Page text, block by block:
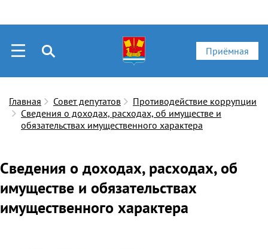
Приёмная
Главная Совет депутатов
Противодействие коррупции
Сведения о доходах, расходах, об имуществе и
обязательствах имущественного характера
Сведения о доходах, расходах, об
имуществе и обязательствах
имущественного характера